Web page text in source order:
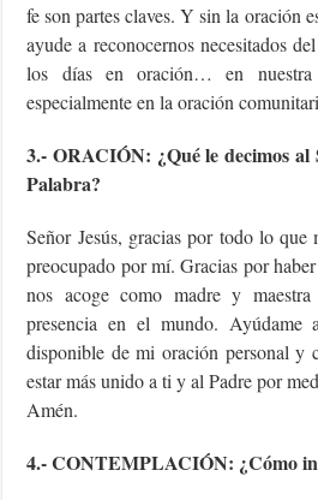
fe son partes claves. Y sin la oración
ayude a reconocernos necesitados
los días en oración… en nuestra
especialmente en la oración
3.- ORACIÓN: ¿Qué le decimos
Palabra?
Señor Jesús, gracias por todo lo que
preocupado por mí. Gracias por
nos acoge como madre y
presencia en el mundo. Ayúdame
disponible de mi oración personal y
estar más unido a ti y al Padre por
Amén.
4.- CONTEMPLACIÓN: ¿Cómo